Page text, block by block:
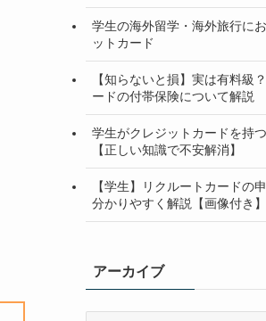
学生の海外留学・海外旅行に
ットカード
【知らないと損】実は有料級
ードの付帯保険について解説
学生がクレジットカードを持
【正しい知識で不安解消】
【学生】リクルートカードの
分かりやすく解説【画像付き】
アーカイブ